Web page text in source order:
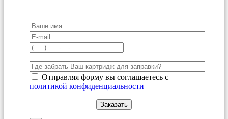
Отправляя форму вы соглашаетесь с
политикой конфиденциальности